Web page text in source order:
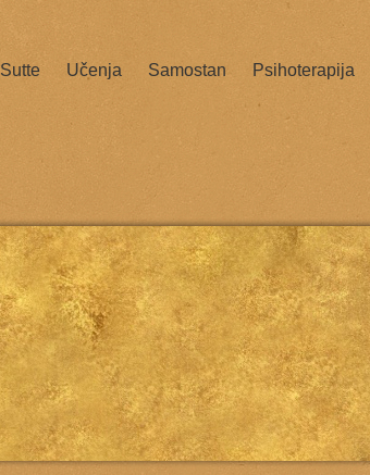
Sutte Učenja Samostan Psihoterapija